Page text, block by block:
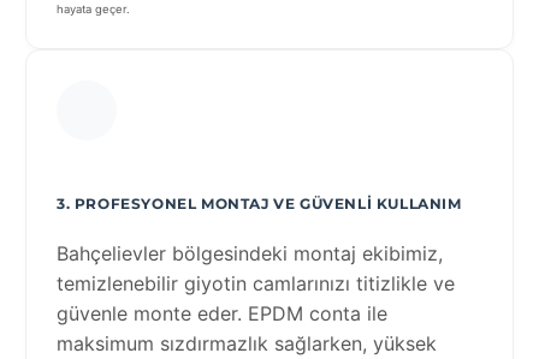
hayata geçer.
3. PROFESYONEL MONTAJ VE GÜVENLI KULLANIM
Bahçelievler bölgesindeki montaj ekibimiz,
temizlenebilir giyotin camlarınızı titizlikle ve
güvenle monte eder. EPDM conta ile
maksimum sızdırmazlık sağlarken, yüksek